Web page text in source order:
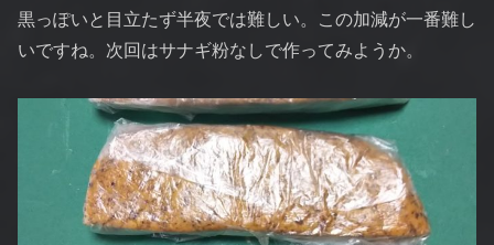
黒っぽいと目立たず半夜では難しい。この加減が一番難し
いですね。次回はサナギ粉なしで作ってみようか。